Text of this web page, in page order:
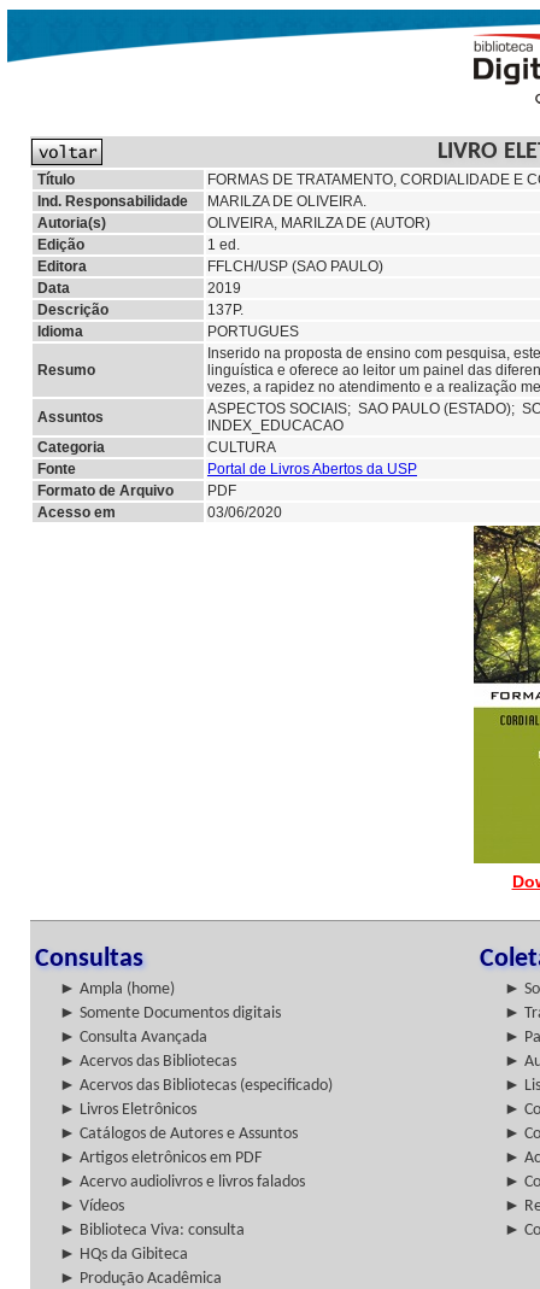
LIVRO
Título
FORMAS DE TRATAMENTO, CORDIALIDADE E
Ind. Responsabilidade
MARILZA DE OLIVEIRA.
Autoria(s)
OLIVEIRA, MARILZA DE (AUTOR)
Edição
1 ed.
Editora
FFLCH/USP (SAO PAULO)
Data
2019
Descrição
137P.
Idioma
PORTUGUES
Resumo
Inserido na proposta de ensino com pesquisa,
linguística e oferece ao leitor um painel das
vezes, a rapidez no atendimento e a realização
Assuntos
ASPECTOS SOCIAIS; SAO PAULO (ESTADO);
INDEX_EDUCACAO
Categoria
CULTURA
Fonte
Portal de Livros Abertos da USP
Formato de Arquivo
PDF
Acesso em
03/06/2020
Consultas
► Ampla (home)
►
► Somente Documentos digitais
►
► Consulta Avançada
►
► Acervos das Bibliotecas
►
► Acervos das Bibliotecas (especificado)
►
► Livros Eletrônicos
►
► Catálogos de Autores e Assuntos
►
► Artigos eletrônicos em PDF
►
► Acervo audiolivros e livros falados
►
► Vídeos
►
► Biblioteca Viva: consulta
►
► HQs da Gibiteca
► Produção Acadêmica